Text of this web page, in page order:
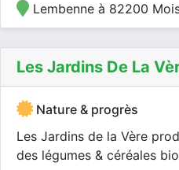
Lembenne à 82200
Les Jardins De La
Nature & progrès
Les Jardins de la Vère
des légumes & céréales